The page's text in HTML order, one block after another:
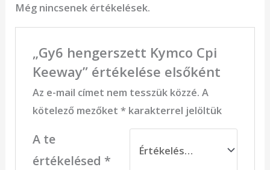
Még nincsenek értékelések.
„Gy6 hengerszett Kymco Cpi
Keeway” értékelése elsőként
Az e-mail címet nem tesszük közzé. A
kötelező mezőket *karakterrel jelöltük
A te
értékelésed *